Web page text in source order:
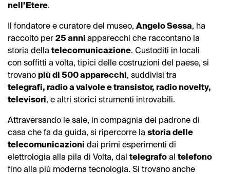
nell’Etere.
Il fondatore e curatore del museo, Angelo Sessa, ha
raccolto per 25 anni apparecchi che raccontano la
storia della telecomunicazione. Custoditi in locali
con soffitti a volta, tipici delle costruzioni del paese, si
trovano più di 500 apparecchi, suddivisi tra
telegrafi, radio a valvole e transistor, radio novelty,
televisori, e altri storici strumenti introvabili.
Attraversando le sale, in compagnia del padrone di
casa che fa da guida, si ripercorre la storia delle
telecomunicazioni dai primi esperimenti di
elettrologia alla pila di Volta, dal telegrafo al telefono
fino alla più moderna tecnologia. Si trovano anche